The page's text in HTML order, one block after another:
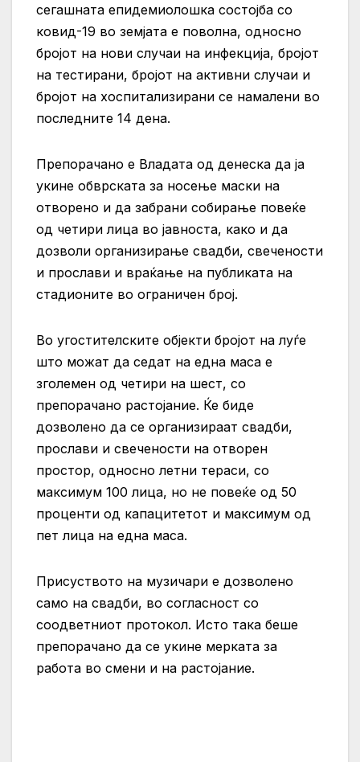
сегашната епидемиолошка состојба со
ковид-19 во земјата е поволна, односно
бројот на нови случаи на инфекција, бројот
на тестирани, бројот на активни случаи и
бројот на хоспитализирани се намалени во
последните 14 дена.
Препорачано е Владата од денеска да ја
укине обврската за носење маски на
отворено и да забрани собирање повеќе
од четири лица во јавноста, како и да
дозволи организирање свадби, свечености
и прослави и враќање на публиката на
стадионите во ограничен број.
Во угостителските објекти бројот на луѓе
што можат да седат на една маса е
зголемен од четири на шест, со
препорачано растојание. Ќе биде
дозволено да се организираат свадби,
прослави и свечености на отворен
простор, односно летни тераси, со
максимум 100 лица, но не повеќе од 50
проценти од капацитетот и максимум од
пет лица на една маса.
Присуството на музичари е дозволено
само на свадби, во согласност со
соодветниот протокол. Исто така беше
препорачано да се укине мерката за
работа во смени и на растојание.